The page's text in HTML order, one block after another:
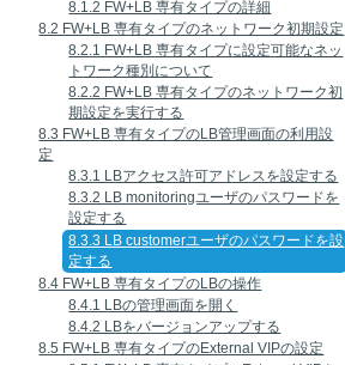
8.1.2 FW+LB 専有タイプの詳細
8.2 FW+LB 専有タイプのネットワーク初期設定
8.2.1 FW+LB 専有タイプに設定可能なネッ
トワーク種別について
8.2.2 FW+LB 専有タイプのネットワーク初
期設定を実行する
8.3 FW+LB 専有タイプのLB管理画面の利用設
定
8.3.1 LBアクセス許可アドレスを設定する
8.3.2 LB monitoringユーザのパスワードを
設定する
8.3.3 LB customerユーザのパスワードを設
定する
8.4 FW+LB 専有タイプのLBの操作
8.4.1 LBの管理画面を開く
8.4.2 LBをバージョンアップする
8.5 FW+LB 専有タイプのExternal VIPの設定